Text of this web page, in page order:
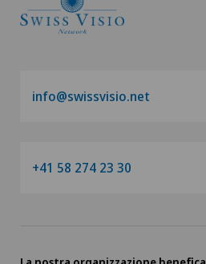
info@swissvisio.net
+41 58 274 23 30